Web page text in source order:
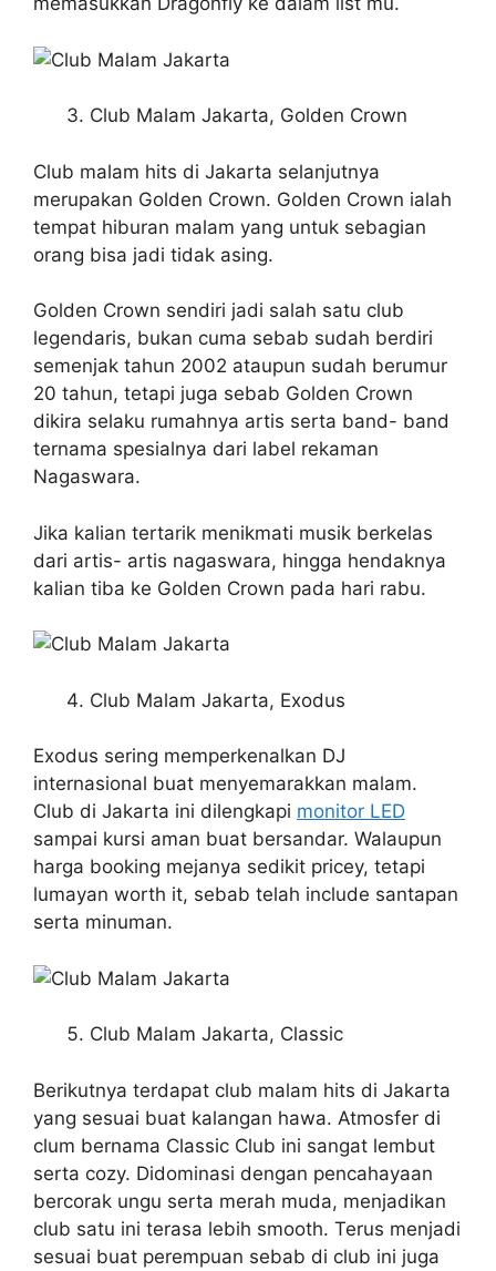
Club Malam Jakarta, Golden Crown
Club malam hits di Jakarta selanjutnya
merupakan Golden Crown. Golden Crown ialah
tempat hiburan malam yang untuk sebagian
orang bisa jadi tidak asing.
Golden Crown sendiri jadi salah satu club
legendaris, bukan cuma sebab sudah berdiri
semenjak tahun 2002 ataupun sudah berumur
20 tahun, tetapi juga sebab Golden Crown
dikira selaku rumahnya artis serta band- band
ternama spesialnya dari label rekaman
Nagaswara.
Jika kalian tertarik menikmati musik berkelas
dari artis- artis nagaswara, hingga hendaknya
kalian tiba ke Golden Crown pada hari rabu.
Club Malam Jakarta, Exodus
Exodus sering memperkenalkan DJ
internasional buat menyemarakkan malam.
Club di Jakarta ini dilengkapi monitor LED
sampai kursi aman buat bersandar. Walaupun
harga booking mejanya sedikit pricey, tetapi
lumayan worth it, sebab telah include santapan
serta minuman.
Club Malam Jakarta, Classic
Berikutnya terdapat club malam hits di Jakarta
yang sesuai buat kalangan hawa. Atmosfer di
clum bernama Classic Club ini sangat lembut
serta cozy. Didominasi dengan pencahayaan
bercorak ungu serta merah muda, menjadikan
club satu ini terasa lebih smooth. Terus menjadi
sesuai buat perempuan sebab di club ini juga